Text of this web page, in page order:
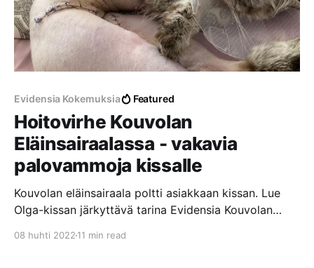
Evidensia Kokemuksia Featured
Hoitovirhe Kouvolan
Eläinsairaalassa - vakavia
palovammoja kissalle
Kouvolan eläinsairaala poltti asiakkaan kissan. Lue
Olga-kissan järkyttävä tarina Evidensia Kouvolan
08 huhti 2022 11 min read